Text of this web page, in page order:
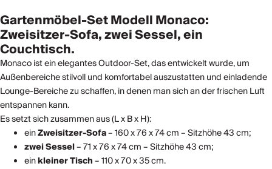
Gartenmöbel-Set Modell Monaco:
Zweisitzer-Sofa, zwei Sessel, ein
Couchtisch.
Monaco ist ein elegantes Outdoor-Set, das entwickelt wurde, um
Außenbereiche stilvoll und komfortabel auszustatten und einladende
Lounge-Bereiche zu schaffen, in denen man sich an der frischen Luft
entspannen kann.
Es setzt sich zusammen aus (L x B x H):
einZweisitzer-Sofa– 160 x 76 x 74 cm – Sitzhöhe 43 cm;
zwei Sessel– 71 x 76 x 74 cm – Sitzhöhe 43 cm;
einkleiner Tisch– 110 x 70 x 35 cm.